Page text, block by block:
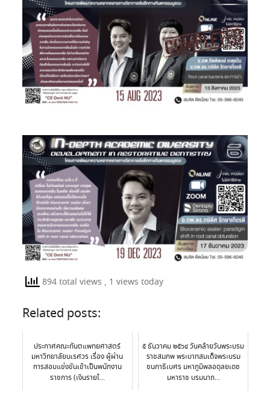
894 total views , 1 views today
Related posts:
ประกาศคณะทันตแพทยศาสตร์
มหาวิทยาลัยนเรศวร เรื่อง ผู้ผ่าน
การสอบแข่งขันเข้าเป็นพนักงาน
ราชการ (เงินรายไ...
๕ ธันวาคม ๒๕๖๔ วันคล้ายวันพระบรม
ราชสมภพ พระบาทสมเด็จพระบรม
ชนกาธิเบศร มหาภูมิพลอดุลยเดช
มหาราช​ บรมนาถ...